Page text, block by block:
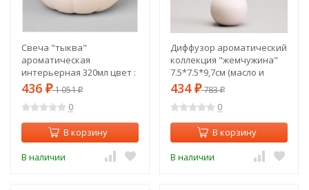
Свеча "тыква"
ароматическая
интерьерная 320мл цвет :
пудровый Lefard (374-120)
436 ₽1 051₽
0
В корзину
В наличии
Диффузор ароматический
коллекция "жемчужина"
7.5*7.5*9,7см (масло и
палочки в комплекте)
Lefard (374-160)
434 ₽783₽
0
В корзину
В наличии